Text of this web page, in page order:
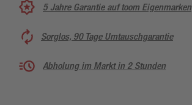
5 Jahre Garantie auf toom Eigenmarken
Sorglos, 90 Tage Umtauschgarantie
Abholung im Markt in 2 Stunden